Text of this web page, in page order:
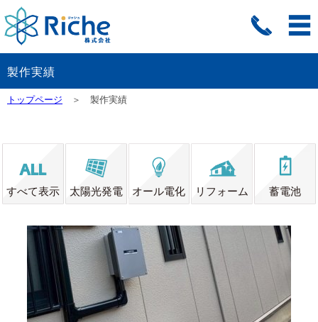
製作実績
トップページ ＞ 製作実績
すべて表示 太陽光発電 オール電化 リフォーム 蓄電池